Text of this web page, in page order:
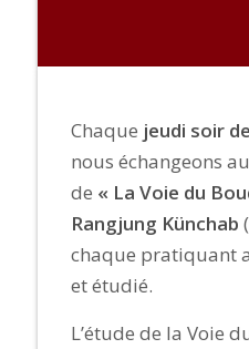
Chaque jeudi soir
nous échangeons
de « La Voie du
Rangjung Künchab
chaque pratiquant
et étudié.
L’étude de la Voie